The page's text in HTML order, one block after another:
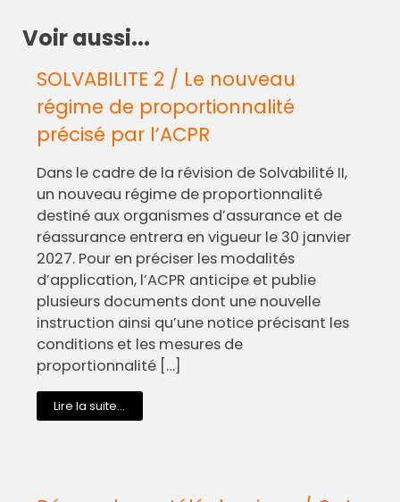
Voir aussi...
SOLVABILITE 2 / Le nouveau
régime de proportionnalité
précisé par l’ACPR
Dans le cadre de la révision de Solvabilité II,
un nouveau régime de proportionnalité
destiné aux organismes d’assurance et de
réassurance entrera en vigueur le 30 janvier
2027. Pour en préciser les modalités
d’application, l’ACPR anticipe et publie
plusieurs documents dont une nouvelle
instruction ainsi qu’une notice précisant les
conditions et les mesures de
proportionnalité […]
Lire la suite...